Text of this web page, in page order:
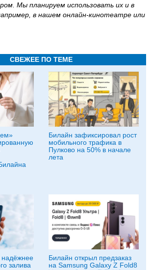
Мы планируем использовать их и в
в нашем онлайн-кинотеатре или
СВЕЖЕЕ ПО ТЕМЕ
Билайн зафиксировал рост
мобильного трафика в
Пулково на 50% в начале
лета
залива
Билайн открыл предзаказ
на Samsung Galaxy Z Fold8